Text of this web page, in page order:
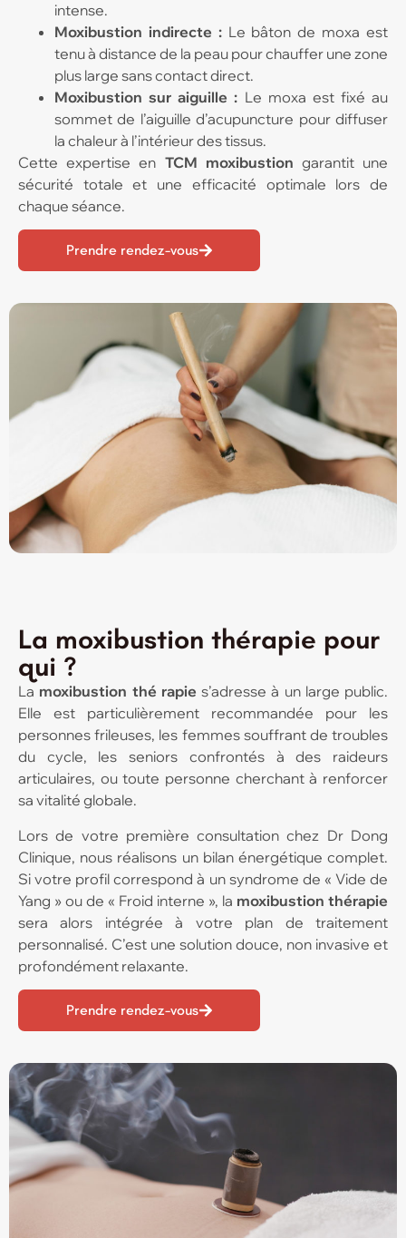
intense.
Moxibustion indirecte :Le bâton de moxa est
tenu à distance de la peau pour chauffer une zone
plus large sans contact direct.
Moxibustion sur aiguille : Le moxa est fixé au
sommet de l’aiguille d’acupuncture pour diffuser
la chaleur à l’intérieur des tissus.
Cette expertise en TCM moxibustion garantit une
sécurité totale et une efficacité optimale lors de
chaque séance.
Prendre rendez-vous
La moxibustion thérapie pour
qui ?
La moxibustion thé rapie s’adresse à un large public.
Elle est particulièrement recommandée pour les
personnes frileuses, les femmes souffrant de troubles
du cycle, les seniors confrontés à des raideurs
articulaires, ou toute personne cherchant à renforcer
sa vitalité globale.
Lors de votre première consultation chez Dr Dong
Clinique, nous réalisons un bilan énergétique complet.
Si votre profil correspond à un syndrome de « Vide de
Yang » ou de « Froid interne », la moxibustion thérapie
sera alors intégrée à votre plan de traitement
personnalisé. C’est une solution douce, non invasive et
profondément relaxante.
Prendre rendez-vous